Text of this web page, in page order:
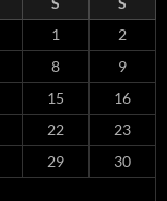
1
2
8
9
15
16
22
23
29
30